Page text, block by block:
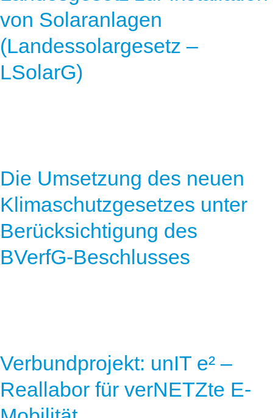
von Solaranlagen
(Landessolargesetz –
LSolarG)
Die Umsetzung des neuen
Klimaschutzgesetzes unter
Berücksichtigung des
BVerfG-Beschlusses
Verbundprojekt: unIT e² –
Reallabor für verNETZte E-